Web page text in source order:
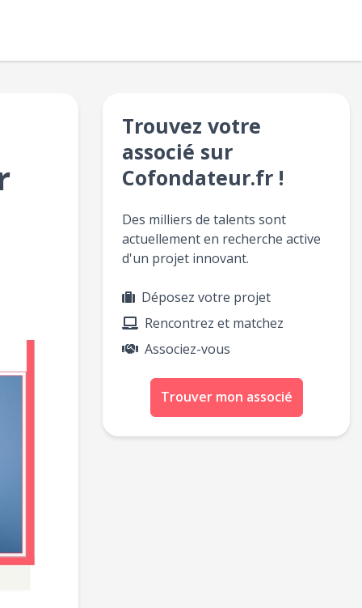
Trouvez votre
associé sur
Cofondateur.fr !
Des milliers de talents sont
actuellement en recherche active
d'un projet innovant.
Déposez votre projet
Rencontrez et matchez
Associez-vous
Trouver mon associé